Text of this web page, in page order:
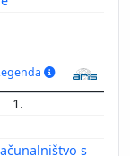
1.
s